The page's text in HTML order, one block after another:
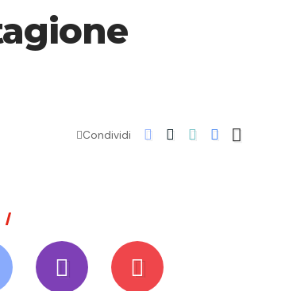
Condividi